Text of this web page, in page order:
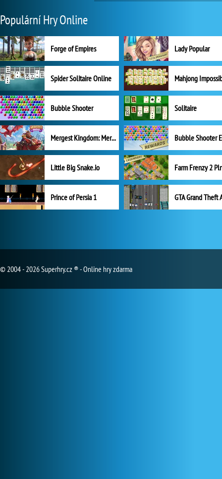
Populární Hry Online
Forge of Empires Lady Popular
Spider Solitaire Online Mahjong
Bubble Shooter Solitaire
Mergest Kingdom: Merge Puzzle
Little Big Snake.io
Prince of Persia 1 GTA Grand Theft
© 2004 - 2026 Superhry.cz ® - Online hry zdarma